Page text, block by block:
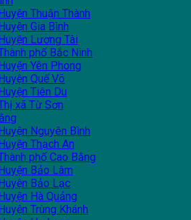
Thuận Thành
Gia Bình
Lương Tài
phố Bắc Ninh
Yên Phong
Quế Võ
Tiên Du
xã Từ Sơn
Nguyên Bình
Thạch An
phố Cao Bằng
Bảo Lâm
Bảo Lạc
Hà Quảng
Trùng Khánh